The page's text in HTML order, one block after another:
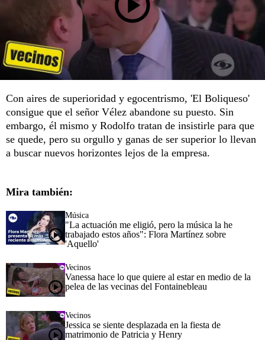
Con aires de superioridad y egocentrismo, 'El Boliqueso'
consigue que el señor Vélez abandone su puesto. Sin
embargo, él mismo y Rodolfo tratan de insistirle para que
se quede, pero su orgullo y ganas de ser superior lo llevan
a buscar nuevos horizontes lejos de la empresa.
Mira también:
Música
"La actuación me eligió, pero la música la he
trabajado estos años": Flora Martínez sobre
'Aquello'
Vecinos
Vanessa hace lo que quiere al estar en medio de la
pelea de las vecinas del Fontainebleau
Vecinos
Jessica se siente desplazada en la fiesta de
matrimonio de Patricia y Henry